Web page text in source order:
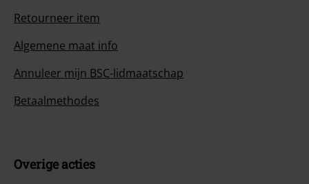
Retourneer item
Algemene maat info
Annuleer mijn BSC-lidmaatschap
Betaalmethodes
Overige acties